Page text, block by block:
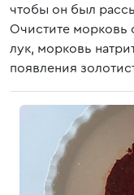
чтобы он был
Очистите морковь
лук, морковь
появления